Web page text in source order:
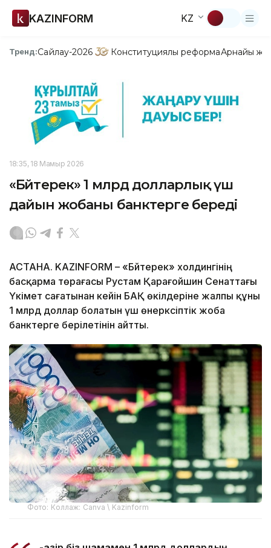
KAZINFORM KZ
Тренд:Сайлау-2026 Конституциялық реформаАрнайы
18:35, 18 Мамыр 2026
«Бәйтерек» 1 млрд долларлық үш
дайын жобаны банктерге береді
АСТАНА. KAZINFORM – «Бәйтерек» холдингінің
басқарма төрағасы Рустам Қарағойшин Сенаттағы
Үкімет сағатынан кейін БАҚ өкілдеріне жалпы құны
1 млрд доллар болатын үш өнеркәсіптік жоба
банктерге берілетінін айтты.
Фото: Коллаж: Canva \ Kazinform